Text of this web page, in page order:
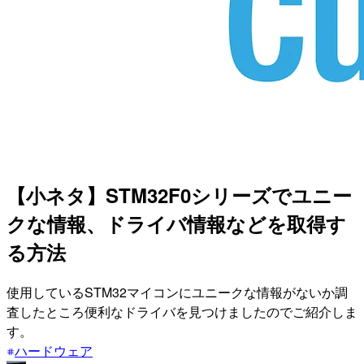
【小ネタ】STM32F0シリーズでユニー
クな情報、ドライバ情報などを取得す
る方法
使用しているSTM32マイコンにユニークな情報がないか調
査したところ便利なドライバを見つけましたのでご紹介しま
す。
ハードウェア